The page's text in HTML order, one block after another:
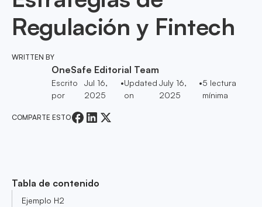
Regulación y Fintech
WRITTEN BY
OneSafe Editorial Team
Escrito
por
Jul 16,
2025
•Updated
on
July 16,
2025
•5 lectura
mínima
COMPARTE ESTO
Tabla de contenido
Ejemplo H2